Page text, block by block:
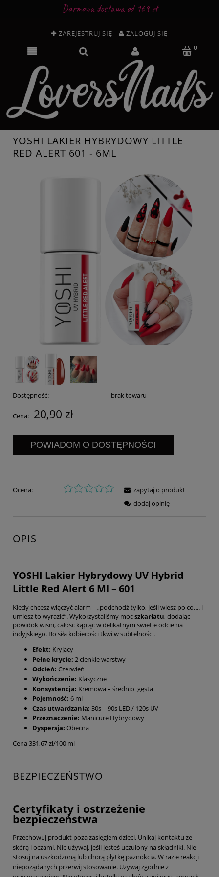
Darmowa dostawa od 169 zł
ZAREJESTRUJ SIĘ ZALOGUJ SIĘ
YOSHI LAKIER HYBRYDOWY LITTLE
RED ALERT 601 - 6ML
Dostępność: brak towaru
Cena: 20,90 zł
POWIADOM O DOSTĘPNOŚCI
Ocena:
zapytaj o produkt
dodaj opinię
OPIS
YOSHI Lakier Hybrydowy UV Hybrid
Little Red Alert 6 Ml – 601
Kiedy chcesz włączyć alarm – „podchodź tylko, jeśli wiesz po co…. i
umiesz to wyrazić”. Wykorzystaliśmy mocszkarłatu, dodając
powidok wiśni, całość kąpiąc w delikatnym świetle odcienia
indyjskiego. Bo siła kobiecości tkwi w subtelności.
Efekt: Kryjący
Pełne krycie: 2 cienkie warstwy
Odcień: Czerwień
Wykończenie: Klasyczne
Konsystencja: Kremowa – średnio gęsta
Pojemność: 6 ml
Czas utwardzania: 30s – 90s LED / 120s UV
Przeznaczenie: Manicure Hybrydowy
Dyspersja: Obecna
Cena 331,67 zł/100 ml
BEZPIECZEŃSTWO
Certyfikaty i ostrzeżenie
bezpieczeństwa
Przechowuj produkt poza zasięgiem dzieci. Unikaj kontaktu ze
skórą i oczami. Nie używaj, jeśli jesteś uczulony na składniki. Nie
stosuj na uszkodzoną lub chorą płytkę paznokcia. W razie reakcji
niepożądanych przerwij stosowanie. Używaj zgodnie z